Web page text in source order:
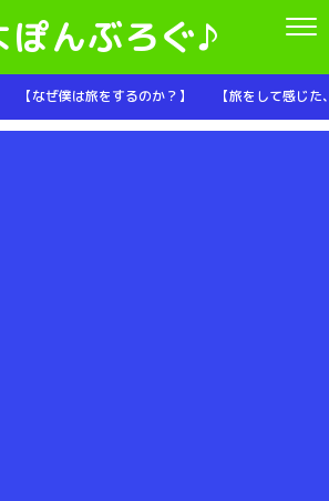
ぽんぶろぐ♪
【なぜ僕は旅をするのか？】 【旅をして感じ